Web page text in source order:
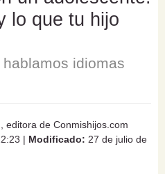
lo que tu hijo
idiomas
, editora de Conmishijos.com
| Modificado: 27 de julio de